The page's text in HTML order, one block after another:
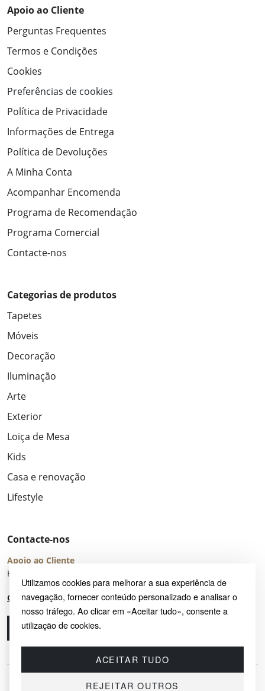
Utilizamos cookies para melhorar a sua experiência de
navegação, fornecer conteúdo personalizado e analisar o
nosso tráfego. Ao clicar em «Aceitar tudo», consente a
utilização de cookies.
ACEITAR TUDO
REJEITAR OUTROS
Apoio ao Cliente
Perguntas Frequentes
Termos e Condições
Cookies
Preferências de cookies
Política de Privacidade
Informações de Entrega
Política de Devoluções
A Minha Conta
Acompanhar Encomenda
Programa de Recomendação
Programa Comercial
Contacte-nos
Categorias de produtos
Tapetes
Móveis
Decoração
Iluminação
Arte
Exterior
Loiça de Mesa
Kids
Casa e renovação
Lifestyle
Contacte-nos
Apoio ao Cliente
Horário de Atendimento: seg – sex 8:00 – 16:00 (UTC+2)
Centro de Ajuda
Ligue-nos